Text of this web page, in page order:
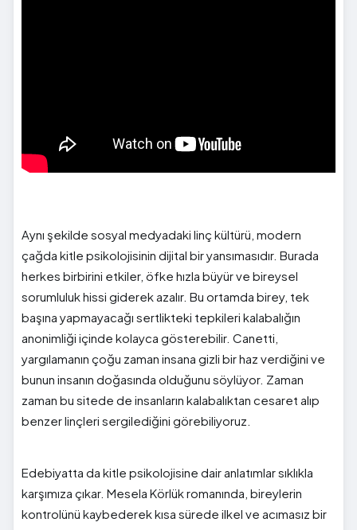
Aynı şekilde sosyal medyadaki linç kültürü, modern
çağda kitle psikolojisinin dijital bir yansımasıdır. Burada
herkes birbirini etkiler, öfke hızla büyür ve bireysel
sorumluluk hissi giderek azalır. Bu ortamda birey, tek
başına yapmayacağı sertlikteki tepkileri kalabalığın
anonimliği içinde kolayca gösterebilir. Canetti,
yargılamanın çoğu zaman insana gizli bir haz verdiğini ve
bunun insanın doğasında olduğunu söylüyor. Zaman
zaman bu sitede de insanların kalabalıktan cesaret alıp
benzer linçleri sergilediğini görebiliyoruz.
Edebiyatta da kitle psikolojisine dair anlatımlar sıklıkla
karşımıza çıkar. Mesela Körlük romanında, bireylerin
kontrolünü kaybederek kısa sürede ilkel ve acımasız bir